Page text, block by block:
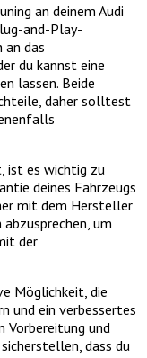
an deinem Audi
and-Play-
an das
du kannst eine
lassen. Beide
daher solltest
ist es wichtig zu
deines Fahrzeugs
mit dem Hersteller
um
der
Möglichkeit, die
und ein verbessertes
Vorbereitung und
dass du